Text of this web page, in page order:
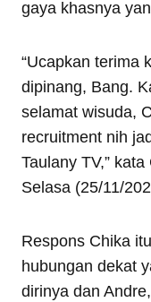
gaya khasnya
“Ucapkan terima
dipinang, Bang.
selamat wisuda,
recruitment nih
Taulany TV,”
Selasa (25/11/
Respons Chika
hubungan dekat
dirinya dan